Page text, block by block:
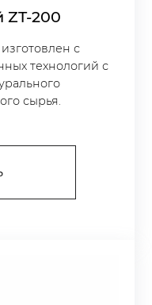
ZT-200
с
технологий с
сырья.